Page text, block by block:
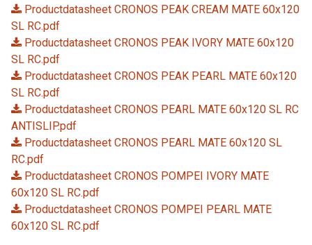
Productdatasheet CRONOS PEAK CREAM MATE 60x120
SL RC.pdf
Productdatasheet CRONOS PEAK IVORY MATE 60x120
SL RC.pdf
Productdatasheet CRONOS PEAK PEARL MATE 60x120
SL RC.pdf
Productdatasheet CRONOS PEARL MATE 60x120 SL RC
ANTISLIP.pdf
Productdatasheet CRONOS PEARL MATE 60x120 SL
RC.pdf
Productdatasheet CRONOS POMPEI IVORY MATE
60x120 SL RC.pdf
Productdatasheet CRONOS POMPEI PEARL MATE
60x120 SL RC.pdf